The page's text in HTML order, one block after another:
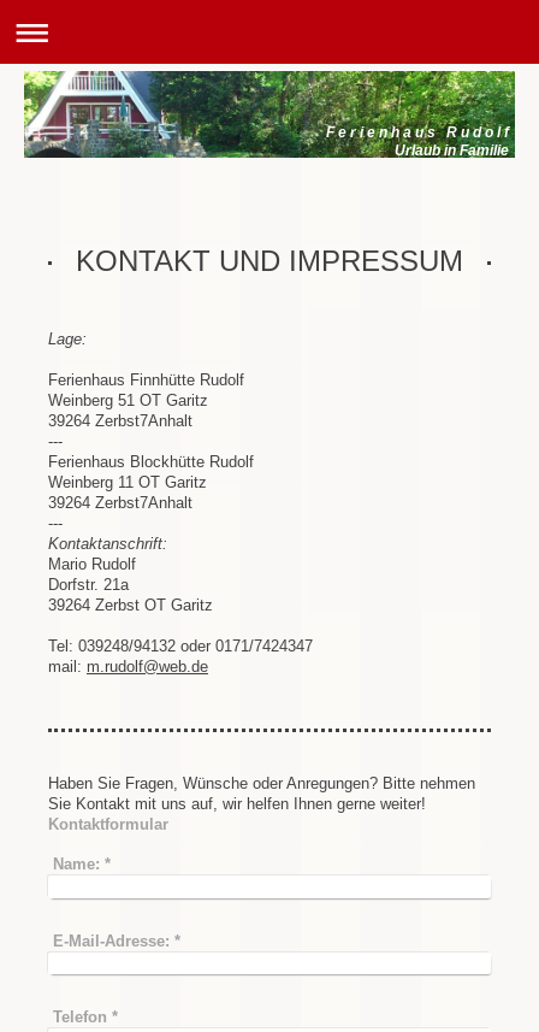
F e r i e n h a u s R u d o l f
Urlaub in Familie
KONTAKT UND IMPRESSUM
Lage:
Ferienhaus Finnhütte Rudolf
Weinberg 51 OT Garitz
39264 Zerbst7Anhalt
---
Ferienhaus Blockhütte Rudolf
Weinberg 11 OT Garitz
39264 Zerbst7Anhalt
---
Kontaktanschrift:
Mario Rudolf
Dorfstr. 21a
39264 Zerbst OT Garitz
Tel: 039248/94132 oder 0171/7424347
mail: m.rudolf@web.de
Haben Sie Fragen, Wünsche oder Anregungen? Bitte nehmen
Sie Kontakt mit uns auf, wir helfen Ihnen gerne weiter!
Kontaktformular
Name: *
E-Mail-Adresse: *
Telefon *